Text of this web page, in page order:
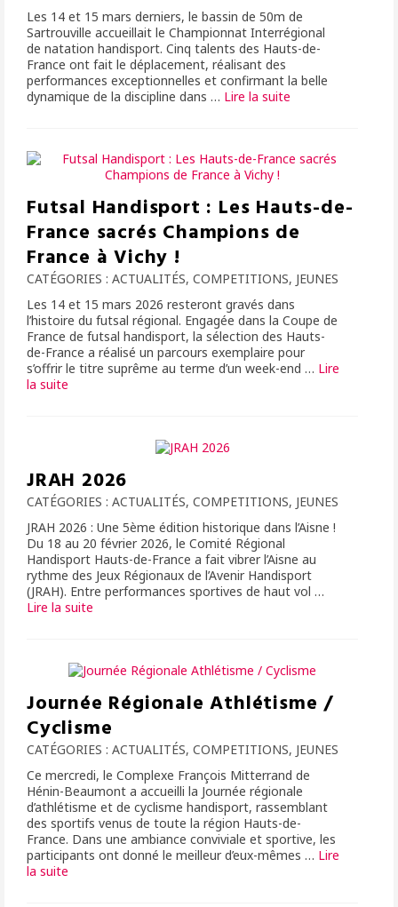
Les 14 et 15 mars derniers, le bassin de 50m de
Sartrouville accueillait le Championnat Interrégional
de natation handisport. Cinq talents des Hauts-de-
France ont fait le déplacement, réalisant des
performances exceptionnelles et confirmant la belle
dynamique de la discipline dans … Lire la suite­­
Futsal Handisport : Les Hauts-de-
France sacrés Champions de
France à Vichy !
CATÉGORIES : ACTUALITÉS, COMPETITIONS, JEUNES
Les 14 et 15 mars 2026 resteront gravés dans
l’histoire du futsal régional. Engagée dans la Coupe de
France de futsal handisport, la sélection des Hauts-
de-France a réalisé un parcours exemplaire pour
s’offrir le titre suprême au terme d’un week-end … Lire
la suite­­
JRAH 2026
CATÉGORIES : ACTUALITÉS, COMPETITIONS, JEUNES
JRAH 2026 : Une 5ème édition historique dans l’Aisne !
Du 18 au 20 février 2026, le Comité Régional
Handisport Hauts-de-France a fait vibrer l’Aisne au
rythme des Jeux Régionaux de l’Avenir Handisport
(JRAH). Entre performances sportives de haut vol …
Lire la suite­­
Journée Régionale Athlétisme /
Cyclisme
CATÉGORIES : ACTUALITÉS, COMPETITIONS, JEUNES
Ce mercredi, le Complexe François Mitterrand de
Hénin-Beaumont a accueilli la Journée régionale
d’athlétisme et de cyclisme handisport, rassemblant
des sportifs venus de toute la région Hauts-de-
France. Dans une ambiance conviviale et sportive, les
participants ont donné le meilleur d’eux-mêmes … Lire
la suite­­